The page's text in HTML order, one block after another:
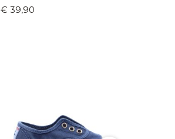
€ 39,90